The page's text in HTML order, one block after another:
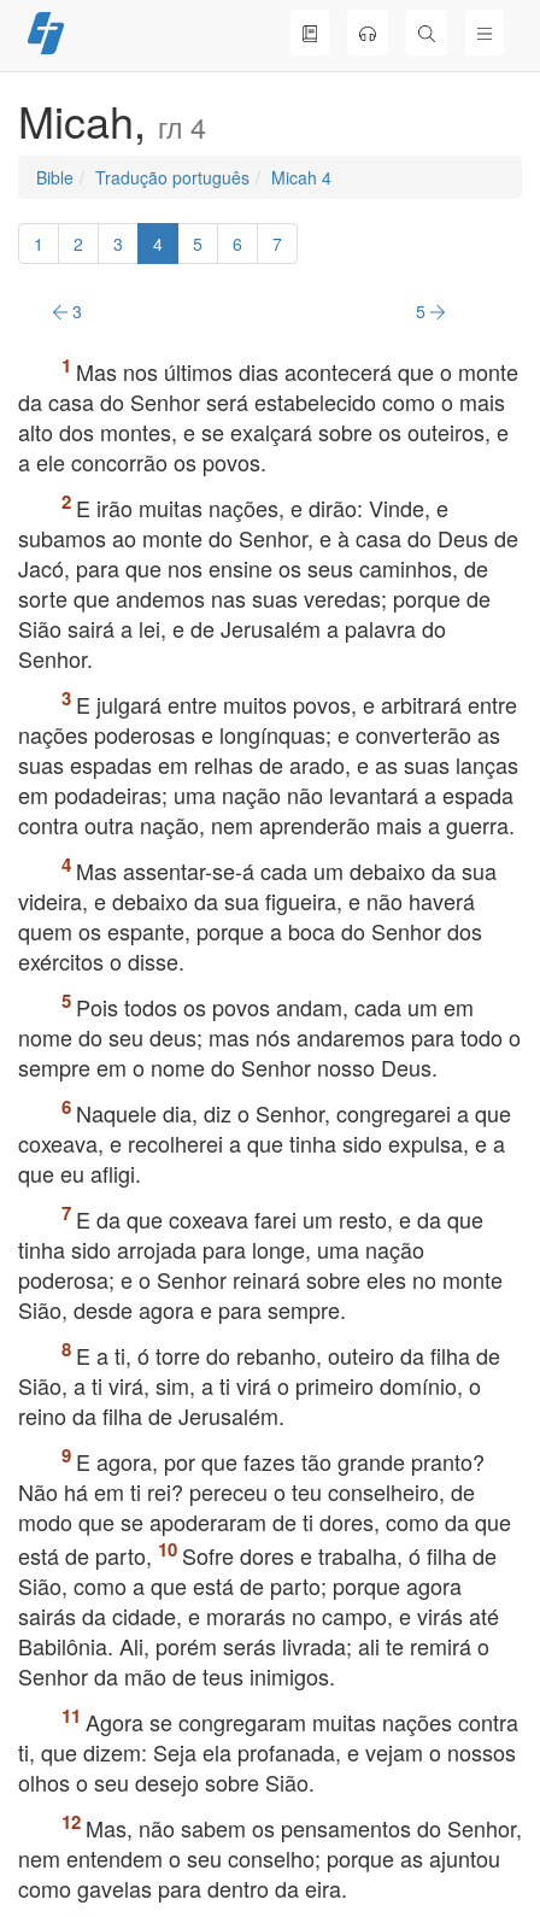
Skip
to
Micah, гл 4
Bible Tradução português Micah 4
1 2 3 4 5 6 7
3 5
Mas nos últimos dias acontecerá que o monte
da casa do Senhor será estabelecido como o mais
alto dos montes, e se exalçará sobre os outeiros, e
a ele concorrão os povos.
E irão muitas nações, e dirão: Vinde, e
subamos ao monte do Senhor, e à casa do Deus de
Jacó, para que nos ensine os seus caminhos, de
sorte que andemos nas suas veredas; porque de
Sião sairá a lei, e de Jerusalém a palavra do
Senhor.
E julgará entre muitos povos, e arbitrará entre
nações poderosas e longínquas; e converterão as
suas espadas em relhas de arado, e as suas lanças
em podadeiras; uma nação não levantará a espada
contra outra nação, nem aprenderão mais a guerra.
Mas assentar-se-á cada um debaixo da sua
videira, e debaixo da sua figueira, e não haverá
quem os espante, porque a boca do Senhor dos
exércitos o disse.
Pois todos os povos andam, cada um em
nome do seu deus; mas nós andaremos para todo o
sempre em o nome do Senhor nosso Deus.
Naquele dia, diz o Senhor, congregarei a que
coxeava, e recolherei a que tinha sido expulsa, e a
que eu afligi.
E da que coxeava farei um resto, e da que
tinha sido arrojada para longe, uma nação
poderosa; e o Senhor reinará sobre eles no monte
Sião, desde agora e para sempre.
E a ti, ó torre do rebanho, outeiro da filha de
Sião, a ti virá, sim, a ti virá o primeiro domínio, o
reino da filha de Jerusalém.
E agora, por que fazes tão grande pranto?
Não há em ti rei? pereceu o teu conselheiro, de
modo que se apoderaram de ti dores, como da que
está de parto,
Sofre dores e trabalha, ó filha de
Sião, como a que está de parto; porque agora
sairás da cidade, e morarás no campo, e virás até
Babilônia. Ali, porém serás livrada; ali te remirá o
Senhor da mão de teus inimigos.
Agora se congregaram muitas nações contra
ti, que dizem: Seja ela profanada, e vejam o nossos
olhos o seu desejo sobre Sião.
Mas, não sabem os pensamentos do Senhor,
nem entendem o seu conselho; porque as ajuntou
como gavelas para dentro da eira.